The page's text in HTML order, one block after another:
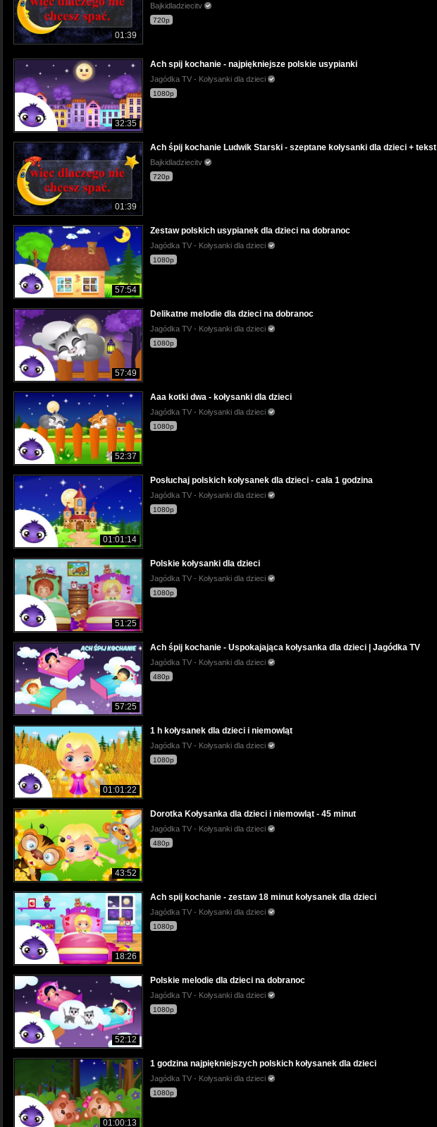
01:39
Bajkidladziecitv
720p
32:35
Ach spij kochanie - najpiękniejsze polskie usypianki
Jagódka TV - Kołysanki dla dzieci
1080p
01:39
Ach śpij kochanie Ludwik Starski - szeptane kołysanki dla dzieci + tekst
Bajkidladziecitv
720p
57:54
Zestaw polskich usypianek dla dzieci na dobranoc
Jagódka TV - Kołysanki dla dzieci
1080p
57:49
Delikatne melodie dla dzieci na dobranoc
Jagódka TV - Kołysanki dla dzieci
1080p
52:37
Aaa kotki dwa - kołysanki dla dzieci
Jagódka TV - Kołysanki dla dzieci
1080p
01:01:14
Posłuchaj polskich kołysanek dla dzieci - cała 1 godzina
Jagódka TV - Kołysanki dla dzieci
1080p
51:25
Polskie kołysanki dla dzieci
Jagódka TV - Kołysanki dla dzieci
1080p
57:25
Ach śpij kochanie - Uspokajająca kołysanka dla dzieci | Jagódka TV
Jagódka TV - Kołysanki dla dzieci
480p
01:01:22
1 h kołysanek dla dzieci i niemowląt
Jagódka TV - Kołysanki dla dzieci
1080p
43:52
Dorotka Kołysanka dla dzieci i niemowląt - 45 minut
Jagódka TV - Kołysanki dla dzieci
480p
18:26
Ach spij kochanie - zestaw 18 minut kołysanek dla dzieci
Jagódka TV - Kołysanki dla dzieci
1080p
52:12
Polskie melodie dla dzieci na dobranoc
Jagódka TV - Kołysanki dla dzieci
1080p
01:00:13
1 godzina najpiękniejszych polskich kołysanek dla dzieci
Jagódka TV - Kołysanki dla dzieci
1080p